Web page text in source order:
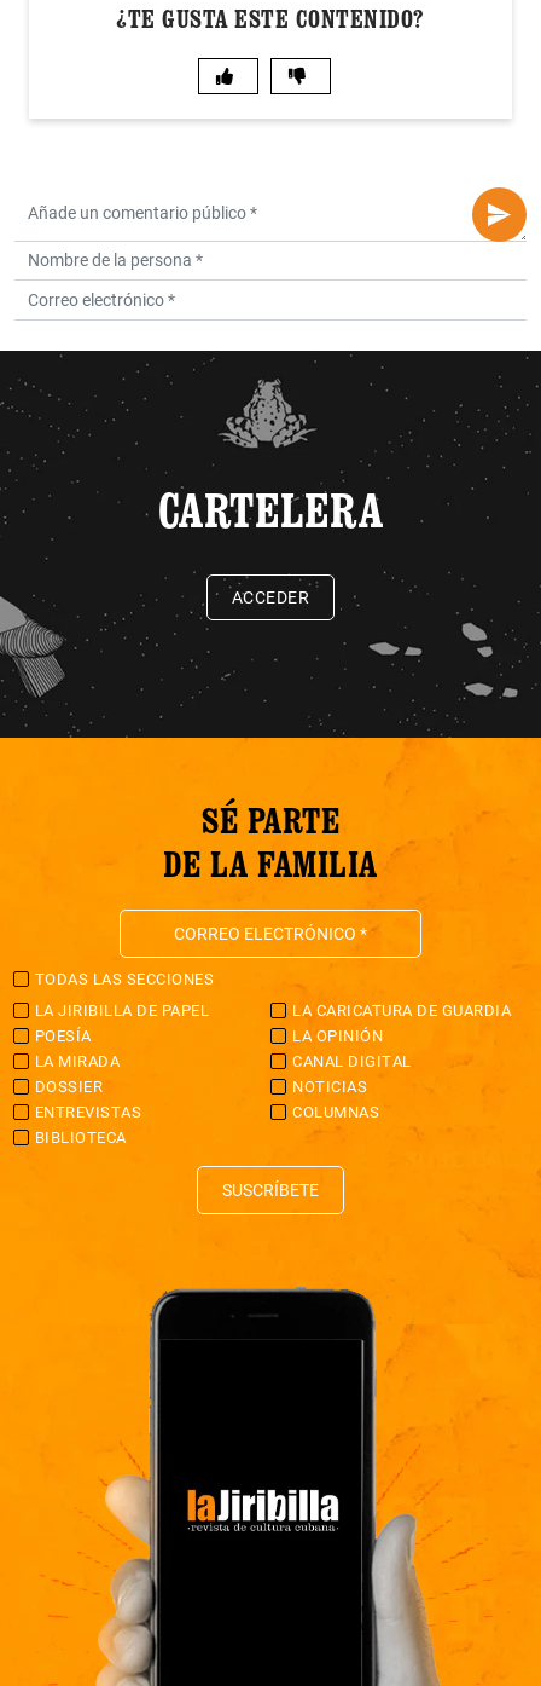
¿TE GUSTA ESTE CONTENIDO?
CARTELERA
ACCEDER
SÉ PARTE
DE LA FAMILIA
TODAS LAS SECCIONES
LA JIRIBILLA DE PAPEL
LA CARICATURA DE GUARDIA
POESÍA
LA OPINIÓN
LA MIRADA
CANAL DIGITAL
DOSSIER
NOTICIAS
ENTREVISTAS
COLUMNAS
BIBLIOTECA
SUSCRÍBETE